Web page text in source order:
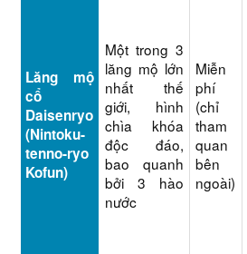
Lăng mộ
cổ
Daisenryo
(Nintoku-
tenno-ryo
Kofun)
Một trong 3
lăng mộ lớn
nhất thế
giới, hình
chìa khóa
độc đáo,
bao quanh
bởi 3 hào
nước
Miễn
phí
(chỉ
tham
quan
bên
ngoài)